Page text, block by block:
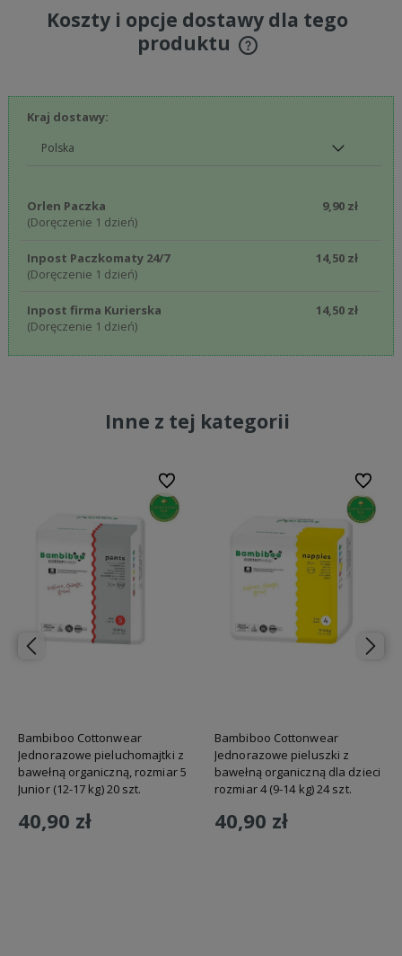
Koszty i opcje dostawy dla tego
produktu
Cena nie zawiera ewentualnych kosztów płatności
Kraj dostawy:
Orlen Paczka
(Doręczenie 1 dzień)
9,90 zł
Inpost Paczkomaty 24/7
(Doręczenie 1 dzień)
14,50 zł
Inpost firma Kurierska
(Doręczenie 1 dzień)
14,50 zł
Inne z tej kategorii
Bambiboo Cottonwear
Jednorazowe pieluchomajtki z
bawełną organiczną, rozmiar 5
Junior (12-17 kg) 20 szt.
40,90 zł
Do ulubionych
Bambiboo Cottonwear
Jednorazowe pieluszki z
bawełną organiczną dla dzieci
rozmiar 4 (9-14 kg) 24 szt.
40,90 zł
Do